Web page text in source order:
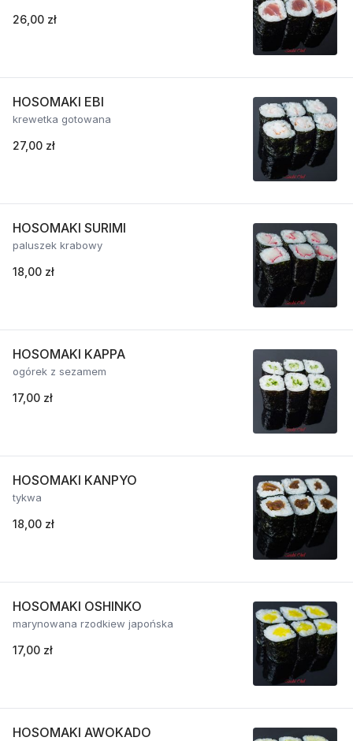
26,00 zł
HOSOMAKI EBI
krewetka gotowana
27,00 zł
HOSOMAKI SURIMI
paluszek krabowy
18,00 zł
HOSOMAKI KAPPA
ogórek z sezamem
17,00 zł
HOSOMAKI KANPYO
tykwa
18,00 zł
HOSOMAKI OSHINKO
marynowana rzodkiew japońska
17,00 zł
HOSOMAKI AWOKADO